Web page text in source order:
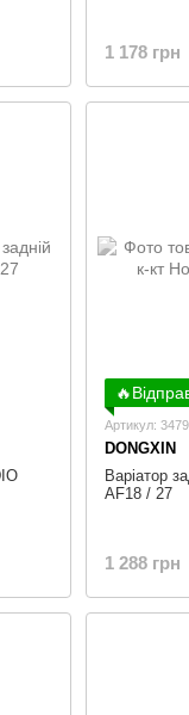
1 178 грн
Артикул:
DONGXIN
Варіатор
AF18 / 27
1 288 грн